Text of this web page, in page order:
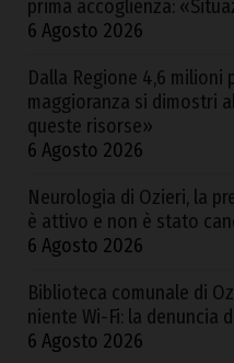
prima accoglienza:
6 Agosto 2026
Dalla Regione 4,6 milioni
maggioranza si dimostri
queste risorse»
6 Agosto 2026
Neurologia di Ozieri, la
è attivo e non è stato
6 Agosto 2026
Biblioteca comunale di
niente Wi-Fi: la denuncia
6 Agosto 2026